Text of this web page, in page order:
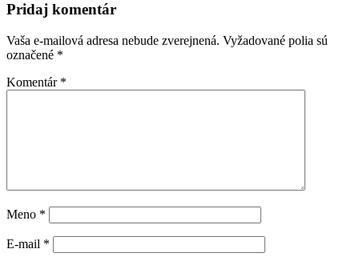
Pridaj komentár
Vaša e-mailová adresa nebude zverejnená. Vyžadované polia sú
označené *
Komentár *
Meno *
E-mail *